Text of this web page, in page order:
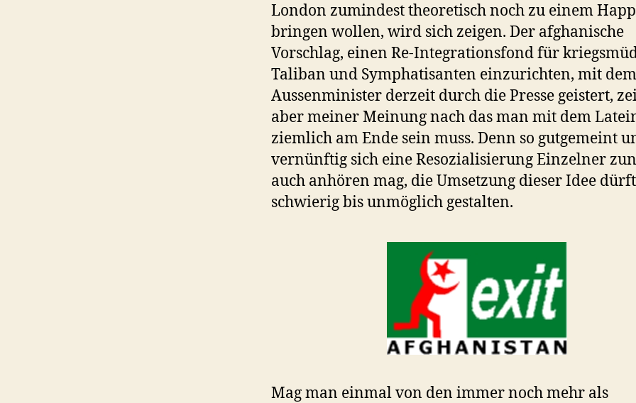
London zumindest theoretisch noch zu einem
bringen wollen, wird sich zeigen. Der afghanische
Vorschlag, einen Re-Integrationsfond für
Taliban und Symphatisanten einzurichten, mit
Aussenminister derzeit durch die Presse geistert,
aber meiner Meinung nach das man mit dem
ziemlich am Ende sein muss. Denn so gutgemeint
vernünftig sich eine Resozialisierung Einzelner
auch anhören mag, die Umsetzung dieser Idee
schwierig bis unmöglich gestalten.
Mag man einmal von den immer noch mehr als